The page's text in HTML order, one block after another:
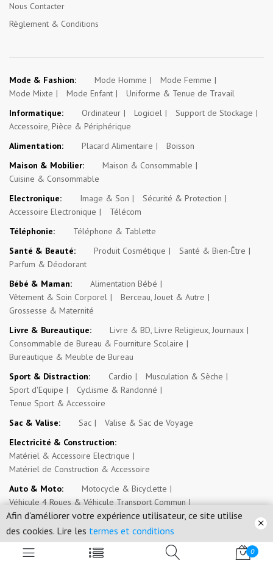
0
Afin d'améliorer votre expérience utilisateur, ce site utilise
des cookies. Lire les termes et conditions
Nous Contacter
Règlement & Conditions
Mode & Fashion: Mode Homme
Mode Femme
Mode Mixte
Mode Enfant
Uniforme & Tenue de Travail
Informatique:
Ordinateur Logiciel
Support de Stockage
Accessoire, Pièce & Périphérique
Alimentation:
Placard Alimentaire
Boisson
Maison & Mobilier:
Maison & Consommable
Cuisine & Consommable
Electronique:
Image & Son
Sécurité & Protection
Accessoire Electronique
Télécom
Téléphonie:
Téléphone & Tablette
Santé & Beauté:
Produit Cosmétique
Santé & Bien-Être
Parfum & Déodorant
Bébé & Maman:
Alimentation Bébé
Vêtement & Soin Corporel
Berceau, Jouet & Autre
Grossesse & Maternité
Livre & Bureautique:
Livre & BD, Livre Religieux, Journaux
Consommable de Bureau & Fourniture Scolaire
Bureautique & Meuble de Bureau
Sport & Distraction:
Cardio
Musculation & Sèche
Sport d'Equipe
Cyclisme & Randonné
Tenue Sport & Accessoire
Sac & Valise:
Sac
Valise & Sac de Voyage
Electricité & Construction:
Matériel & Accessoire Electrique
Matériel de Construction & Accessoire
Auto & Moto:
Motocycle & Bicyclette
Véhicule 4 Roues & Véhicule Transport Commun
Engin de Travail
Outil & Entretien
Espace Paysan & Fermier:
Outil d'Exploitation Agricole
Intrant Agricole